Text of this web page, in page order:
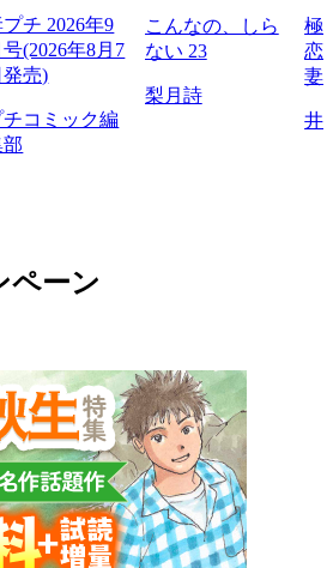
チ 2026年9
号(2026年8月7
発売)
チコミック編
こんなの、しら
ない 23
梨月詩
極
恋
妻
井
ペーン